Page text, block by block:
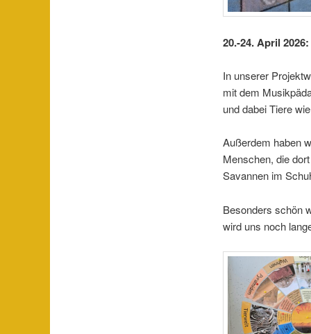
20.-24. April
In unserer
mit dem
und dabei Tiere
Außerdem haben
Menschen, die
Savannen im
Besonders schön
wird uns noch